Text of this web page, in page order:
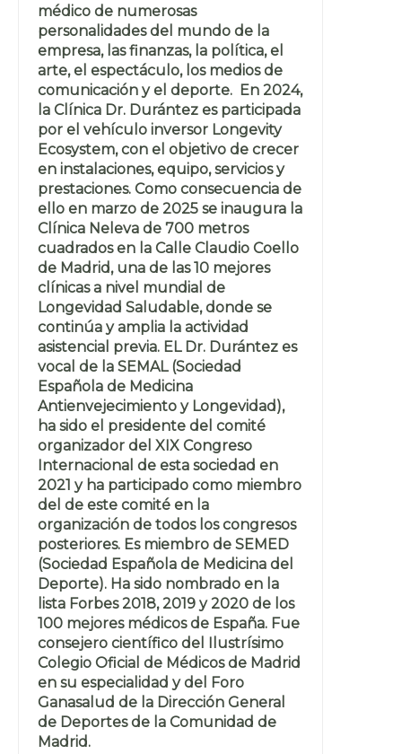
médico de numerosas
personalidades del mundo de la
empresa, las finanzas, la política, el
arte, el espectáculo, los medios de
comunicación y el deporte. En 2024,
la Clínica Dr. Durántez es participada
por el vehículo inversor Longevity
Ecosystem, con el objetivo de crecer
en instalaciones, equipo, servicios y
prestaciones. Como consecuencia de
ello en marzo de 2025 se inaugura la
Clínica Neleva de 700 metros
cuadrados en la Calle Claudio Coello
de Madrid, una de las 10 mejores
clínicas a nivel mundial de
Longevidad Saludable, donde se
continúa y amplia la actividad
asistencial previa. EL Dr. Durántez es
vocal de la SEMAL (Sociedad
Española de Medicina
Antienvejecimiento y Longevidad),
ha sido el presidente del comité
organizador del XIX Congreso
Internacional de esta sociedad en
2021 y ha participado como miembro
del de este comité en la
organización de todos los congresos
posteriores. Es miembro de SEMED
(Sociedad Española de Medicina del
Deporte). Ha sido nombrado en la
lista Forbes 2018, 2019 y 2020 de los
100 mejores médicos de España. Fue
consejero científico del Ilustrísimo
Colegio Oficial de Médicos de Madrid
en su especialidad y del Foro
Ganasalud de la Dirección General
de Deportes de la Comunidad de
Madrid.